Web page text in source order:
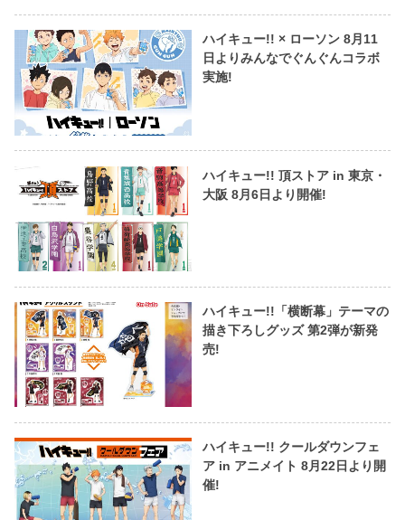
ハイキュー!! × ローソン 8月11
日よりみんなでぐんぐんコラボ
実施!
ハイキュー!! 頂ストア in 東京・
大阪 8月6日より開催!
ハイキュー!!「横断幕」テーマの
描き下ろしグッズ 第2弾が新発
売!
ハイキュー!! クールダウンフェ
ア in アニメイト 8月22日より開
催!